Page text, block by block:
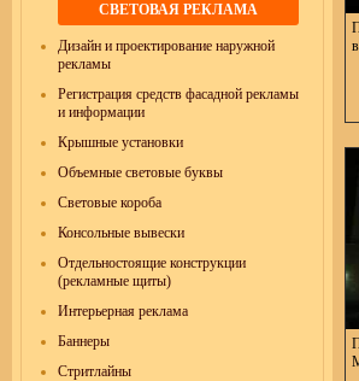
СВЕТОВАЯ РЕКЛАМА
Дизайн и проектирование наружной
рекламы
Регистрация средств фасадной рекламы
и информации
Крышные установки
Объемные световые буквы
Световые короба
Консольные вывески
Отдельностоящие конструкции
(рекламные щиты)
Интерьерная реклама
Баннеры
Стритлайны